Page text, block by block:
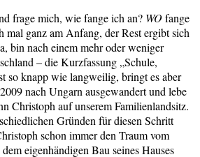
frage mich, wie fange ich an? WOfange
mal ganz am Anfang, der Rest ergibt sich
bin nach einem mehr oder weniger
– die Kurzfassung „Schule,
so knapp wie langweilig, bringt es aber
nach Ungarn ausgewandert und lebe
Christoph auf unserem Familienlandsitz.
Gründen für diesen Schritt
schon immer den Traum vom
eigenhändigen Bau seines Hauses